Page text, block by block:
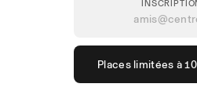
Places limitées à